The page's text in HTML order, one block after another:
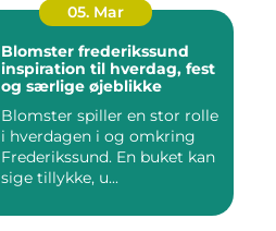
05. Mar
Blomster frederikssund
inspiration til hverdag, fest
og særlige øjeblikke
Blomster spiller en stor rolle
i hverdagen i og omkring
Frederikssund. En buket kan
sige tillykke, u...